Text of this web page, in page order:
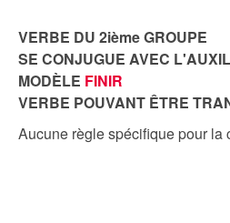
VERBE DU 2ième GROUPE
SE CONJUGUE AVEC
MODÈLE FINIR
VERBE POUVANT ÊTRE
Aucune règle spécifique pour la